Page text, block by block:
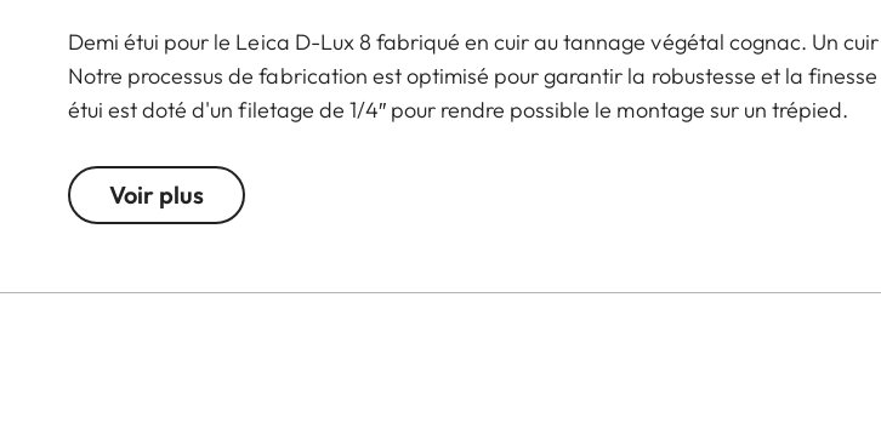
Demi étui pour le Leica D-Lux 8 fabriqué en cuir au tannage végétal cognac. Un
Notre processus de fabrication est optimisé pour garantir la robustesse et la
étui est doté d'un filetage de 1/4″ pour rendre possible le montage sur un trépied.
Voir plus